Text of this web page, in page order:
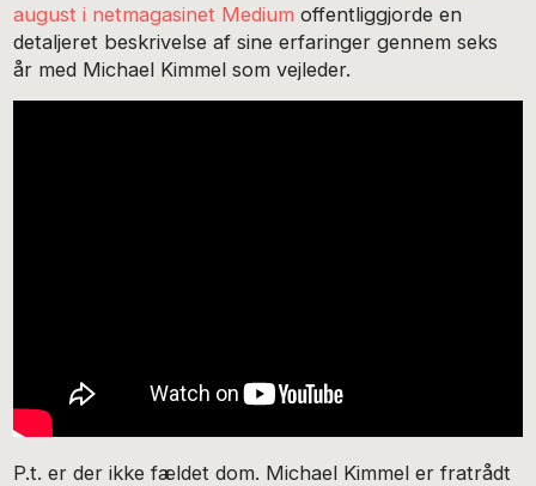
august i netmagasinet Medium offentliggjorde en
detaljeret beskrivelse af sine erfaringer gennem seks
år med Michael Kimmel som vejleder.
P.t. er der ikke fældet dom. Michael Kimmel er fratrådt